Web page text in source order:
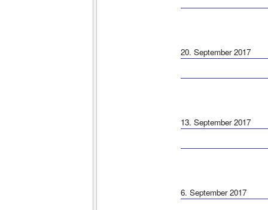
20. September 2017
13. September 2017
6. September 2017